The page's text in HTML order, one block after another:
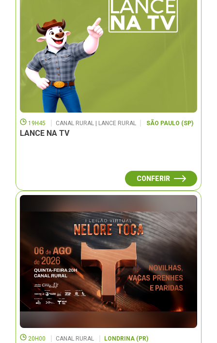
19H45 CANAL RURAL | LANCE RURAL SÃO PAULO (SP)
LANCE NA TV
CONFERIR
20H00 CANAL RURAL LONDRINA (PR)